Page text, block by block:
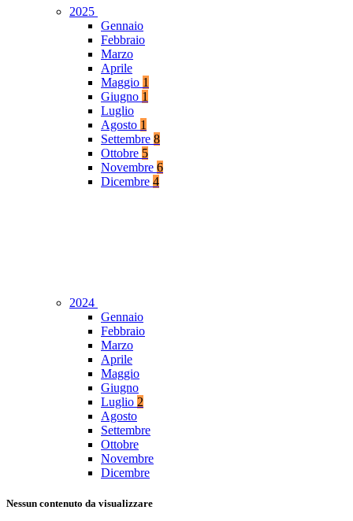
2025
Gennaio
Febbraio
Marzo
Aprile
Maggio 1
Giugno 1
Luglio
Agosto 1
Settembre 8
Ottobre 5
Novembre 6
Dicembre 4
2024
Gennaio
Febbraio
Marzo
Aprile
Maggio
Giugno
Luglio 2
Agosto
Settembre
Ottobre
Novembre
Dicembre
Nessun contenuto da visualizzare